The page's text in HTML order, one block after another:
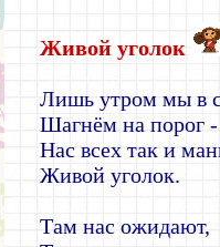
Живой уголок
Лишь утром мы в
Шагнём на порог -
Нас всех так и
Живой уголок.
Там нас ожидают,